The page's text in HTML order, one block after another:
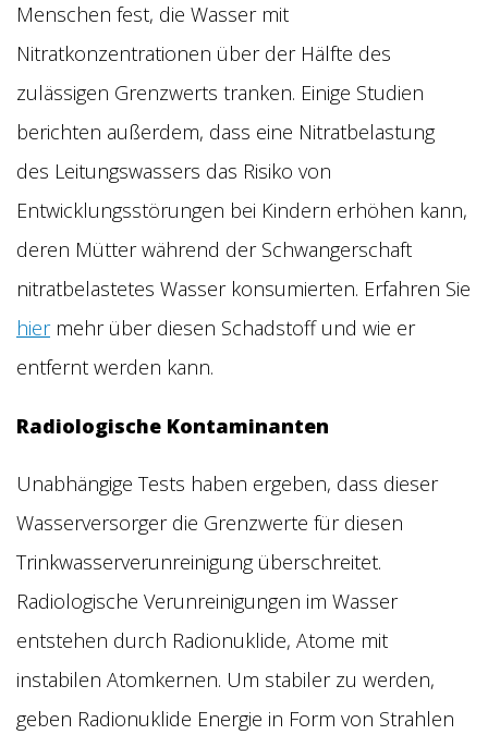
Menschen fest, die Wasser mit
Nitratkonzentrationen über der Hälfte des
zulässigen Grenzwerts tranken. Einige Studien
berichten außerdem, dass eine Nitratbelastung
des Leitungswassers das Risiko von
Entwicklungsstörungen bei Kindern erhöhen kann,
deren Mütter während der Schwangerschaft
nitratbelastetes Wasser konsumierten. Erfahren Sie
hiermehr über diesen Schadstoff und wie er
entfernt werden kann.
Radiologische Kontaminanten
Unabhängige Tests haben ergeben, dass dieser
Wasserversorger die Grenzwerte für diesen
Trinkwasserverunreinigung überschreitet.
Radiologische Verunreinigungen im Wasser
entstehen durch Radionuklide, Atome mit
instabilen Atomkernen. Um stabiler zu werden,
geben Radionuklide Energie in Form von Strahlen